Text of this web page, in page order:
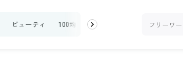
ビューティ 100均・雑貨 料理レシピ